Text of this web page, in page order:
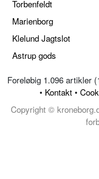
Torbenfeldt
Marienborg
Klelund Jagtslot
Astrup gods
Foreløbig 1.096 artikler
• Kontakt •
Copyright ©